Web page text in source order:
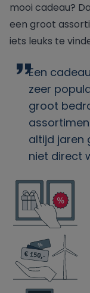
mooi cadeau?
een groot
iets leuks te
Een
zeer
groot
altijd jaren
niet direct